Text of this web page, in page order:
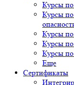
Курсы по
Курсы по
Курсы по
Курсы
Курсы по
Еще
Сертификаты